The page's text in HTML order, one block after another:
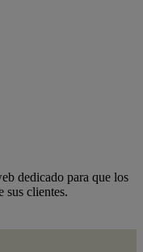
dedicado para que los
sus clientes.